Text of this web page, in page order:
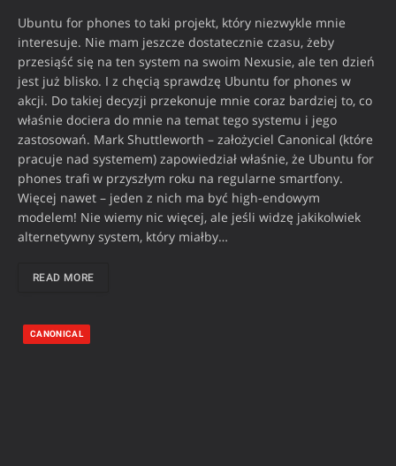
Ubuntu for phones to taki projekt, który niezwykle mnie
interesuje. Nie mam jeszcze dostatecznie czasu, żeby
przesiąść się na ten system na swoim Nexusie, ale ten dzień
jest już blisko. I z chęcią sprawdzę Ubuntu for phones w
akcji. Do takiej decyzji przekonuje mnie coraz bardziej to, co
właśnie dociera do mnie na temat tego systemu i jego
zastosowań. Mark Shuttleworth – założyciel Canonical (które
pracuje nad systemem) zapowiedział właśnie, że Ubuntu for
phones trafi w przyszłym roku na regularne smartfony.
Więcej nawet – jeden z nich ma być high-endowym
modelem! Nie wiemy nic więcej, ale jeśli widzę jakikolwiek
alternetywny system, który miałby…
READ MORE
CANONICAL